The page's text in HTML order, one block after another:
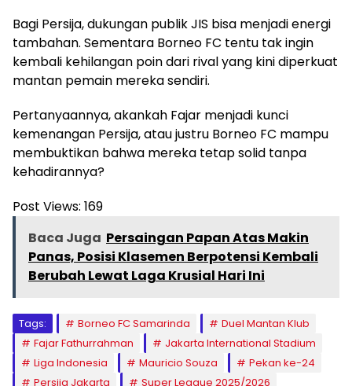
Bagi Persija, dukungan publik JIS bisa menjadi energi
tambahan. Sementara Borneo FC tentu tak ingin
kembali kehilangan poin dari rival yang kini diperkuat
mantan pemain mereka sendiri.
Pertanyaannya, akankah Fajar menjadi kunci
kemenangan Persija, atau justru Borneo FC mampu
membuktikan bahwa mereka tetap solid tanpa
kehadirannya?
Post Views: 169
Baca Juga Persaingan Papan Atas Makin
Panas, Posisi Klasemen Berpotensi Kembali
Berubah Lewat Laga Krusial Hari Ini
Tags: Borneo FC Samarinda
Duel Mantan Klub
Fajar Fathurrahman
Jakarta International Stadium
Liga Indonesia
Mauricio Souza
Pekan ke-24
Persija Jakarta
Super League 2025/2026